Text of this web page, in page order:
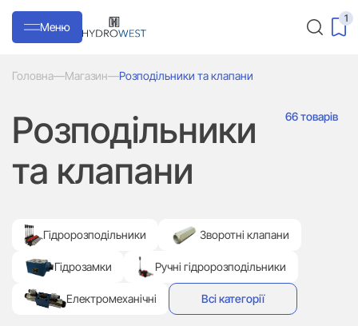
Меню
1
Головна—Магазин—Розподільники та клапани
Розподільники
та клапани
66 товарів
Гідророзподільники Зворотні клапани
Гідрозамки Ручні гідророзподільники
Електромеханічні Всі категорії